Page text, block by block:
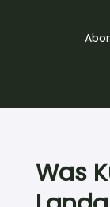
Was